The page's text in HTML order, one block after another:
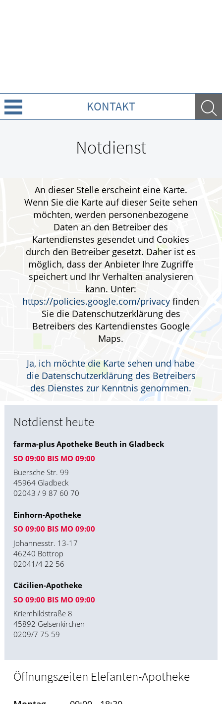
KONTAKT
Ratgeber
Krankheiten & Therapie
ELTERN UND KIND
GESUND IM ALTER
Notdienst
An dieser Stelle erscheint eine Karte.
Wenn Sie die Karte auf dieser Seite sehen
möchten, werden personenbezogene
Daten an den Betreiber des
Kartendienstes gesendet und Cookies
durch den Betreiber gesetzt. Daher ist es
möglich, dass der Anbieter Ihre Zugriffe
speichert und Ihr Verhalten analysieren
kann. Unter:
https://policies.google.com/privacy finden
Sie die Datenschutzerklärung des
Betreibers des Kartendienstes Google
Maps.
Ja, ich möchte die Karte sehen und habe
die Datenschutzerklärung des Betreibers
des Dienstes zur Kenntnis genommen.
Notdienst heute
farma-plus Apotheke Beuth in Gladbeck
SO 09:00 BIS MO 09:00
Buersche Str. 99
45964 Gladbeck
02043 / 9 87 60 70
Einhorn-Apotheke
SO 09:00 BIS MO 09:00
Johannesstr. 13-17
46240 Bottrop
02041/4 22 56
Cäcilien-Apotheke
SO 09:00 BIS MO 09:00
Kriemhildstraße 8
45892 Gelsenkirchen
0209/7 75 59
Öffnungszeiten Elefanten-Apotheke